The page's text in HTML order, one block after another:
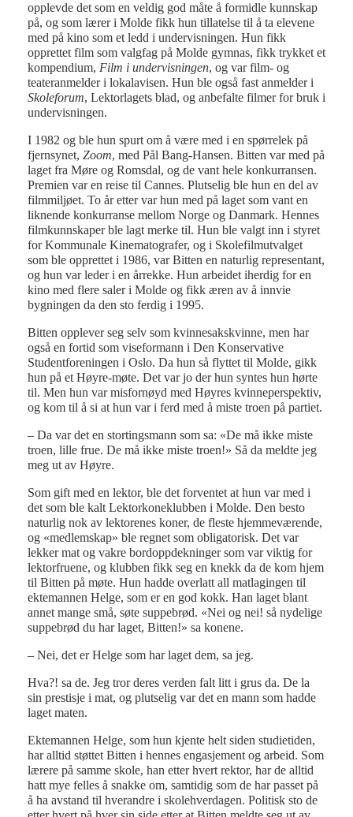
opplevde det som en veldig god måte å formidle kunnskap
på, og som lærer i Molde fikk hun tillatelse til å ta elevene
med på kino som et ledd i undervisningen. Hun fikk
opprettet film som valgfag på Molde gymnas, fikk trykket et
kompendium, Film i undervisningen, og var film- og
teateranmelder i lokalavisen. Hun ble også fast anmelder i
Skoleforum, Lektorlagets blad, og anbefalte filmer for bruk i
undervisningen.
I 1982 og ble hun spurt om å være med i en spørrelek på
fjernsynet, Zoom, med Pål Bang-Hansen. Bitten var med på
laget fra Møre og Romsdal, og de vant hele konkurransen.
Premien var en reise til Cannes. Plutselig ble hun en del av
filmmiljøet. To år etter var hun med på laget som vant en
liknende konkurranse mellom Norge og Danmark. Hennes
filmkunnskaper ble lagt merke til. Hun ble valgt inn i styret
for Kommunale Kinematografer, og i Skolefilmutvalget
som ble opprettet i 1986, var Bitten en naturlig representant,
og hun var leder i en årrekke. Hun arbeidet iherdig for en
kino med flere saler i Molde og fikk æren av å innvie
bygningen da den sto ferdig i 1995.
Bitten opplever seg selv som kvinnesakskvinne, men har
også en fortid som viseformann i Den Konservative
Studentforeningen i Oslo. Da hun så flyttet til Molde, gikk
hun på et Høyre-møte. Det var jo der hun syntes hun hørte
til. Men hun var misfornøyd med Høyres kvinneperspektiv,
og kom til å si at hun var i ferd med å miste troen på partiet.
– Da var det en stortingsmann som sa: «De må ikke miste
troen, lille frue. De må ikke miste troen!» Så da meldte jeg
meg ut av Høyre.
Som gift med en lektor, ble det forventet at hun var med i
det som ble kalt Lektorkoneklubben i Molde. Den besto
naturlig nok av lektorenes koner, de fleste hjemmeværende,
og «medlemskap» ble regnet som obligatorisk. Det var
lekker mat og vakre bordoppdekninger som var viktig for
lektorfruene, og klubben fikk seg en knekk da de kom hjem
til Bitten på møte. Hun hadde overlatt all matlagingen til
ektemannen Helge, som er en god kokk. Han laget blant
annet mange små, søte suppebrød. «Nei og nei! så nydelige
suppebrød du har laget, Bitten!» sa konene.
– Nei, det er Helge som har laget dem, sa jeg.
Hva?! sa de. Jeg tror deres verden falt litt i grus da. De la
sin prestisje i mat, og plutselig var det en mann som hadde
laget maten.
Ektemannen Helge, som hun kjente helt siden studietiden,
har alltid støttet Bitten i hennes engasjement og arbeid. Som
lærere på samme skole, han etter hvert rektor, har de alltid
hatt mye felles å snakke om, samtidig som de har passet på
å ha avstand til hverandre i skolehverdagen. Politisk sto de